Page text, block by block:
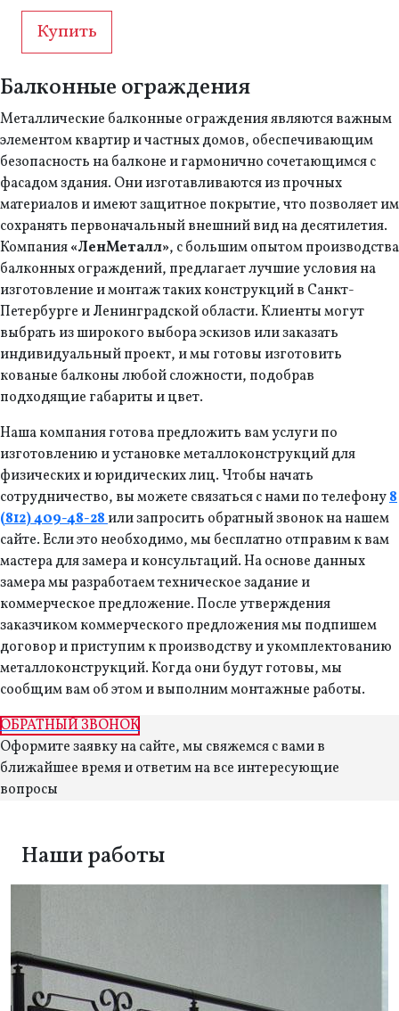
Купить
Балконные ограждения
Металлические балконные ограждения являются важным
элементом квартир и частных домов, обеспечивающим
безопасность на балконе и гармонично сочетающимся с
фасадом здания. Они изготавливаются из прочных
материалов и имеют защитное покрытие, что позволяет им
сохранять первоначальный внешний вид на десятилетия.
Компания«ЛенМеталл», с большим опытом производства
балконных ограждений, предлагает лучшие условия на
изготовление и монтаж таких конструкций в Санкт-
Петербурге и Ленинградской области. Клиенты могут
выбрать из широкого выбора эскизов или заказать
индивидуальный проект, и мы готовы изготовить
кованые балконы любой сложности, подобрав
подходящие габариты и цвет.
Наша компания готова предложить вам услуги по
изготовлению и установке металлоконструкций для
физических и юридических лиц. Чтобы начать
сотрудничество, вы можете связаться с нами по телефону8
(812) 409-48-28или запросить обратный звонок на нашем
сайте. Если это необходимо, мы бесплатно отправим к вам
мастера для замера и консультаций. На основе данных
замера мы разработаем техническое задание и
коммерческое предложение. После утверждения
заказчиком коммерческого предложения мы подпишем
договор и приступим к производству и укомплектованию
металлоконструкций. Когда они будут готовы, мы
сообщим вам об этом и выполним монтажные работы.
ОБРАТНЫЙ ЗВОНОК
Оформите заявку на сайте, мы свяжемся с вами в
ближайшее время и ответим на все интересующие
вопросы
Наши работы